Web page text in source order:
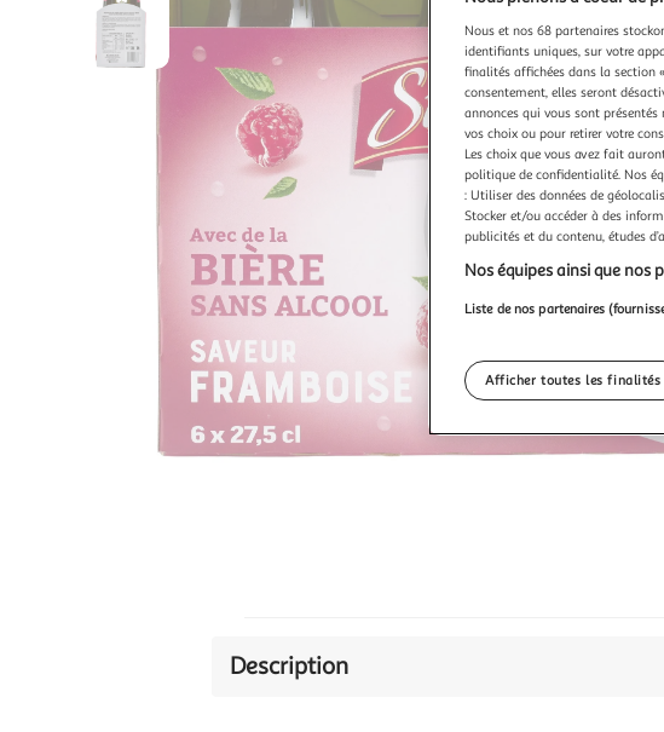
Description
Nous et nos 68 partenaires
identifiants uniques, sur votre
finalités affichées dans la section
consentement, elles seront
annonces qui vous sont
vos choix ou pour retirer votre
Les choix que vous avez fait
politique de confidentialité. Nos
: Utiliser des données de
Stocker et/ou accéder à des
publicités et du contenu, études
Nos équipes ainsi que nos
Liste de nos partenaires
Afficher toutes les finalités